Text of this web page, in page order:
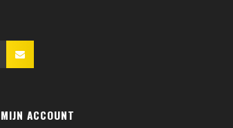
MIJN ACCOUNT